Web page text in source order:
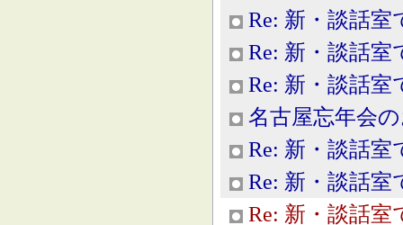
Re: 新・談話室
Re: 新・談話室
Re: 新・談話室
名古屋忘年会
Re: 新・談話室
Re: 新・談話室
Re: 新・談話室